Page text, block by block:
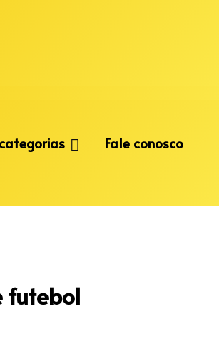
Fale conosco
futebol